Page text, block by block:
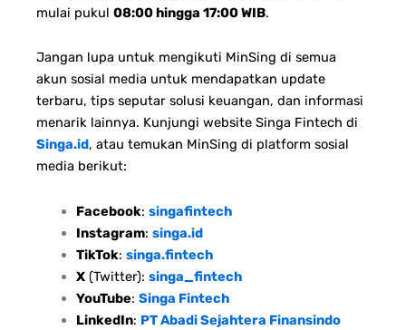
mulai pukul 08:00 hingga 17:00 WIB.
Jangan lupa untuk mengikuti MinSing di semua
akun sosial media untuk mendapatkan update
terbaru, tips seputar solusi keuangan, dan informasi
menarik lainnya. Kunjungi website Singa Fintech di
Singa.id, atau temukan MinSing di platform sosial
media berikut:
Facebook: singafintech
Instagram: singa.id
TikTok: singa.fintech
X(Twitter): singa_fintech
YouTube: Singa Fintech
LinkedIn: PT Abadi Sejahtera Finansindo